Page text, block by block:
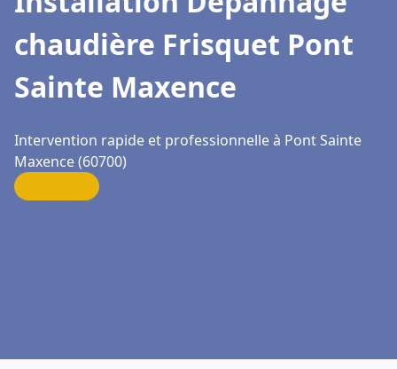
chaudière Frisquet Pont
Sainte Maxence
Intervention rapide et professionnelle à Pont Sainte
Maxence (60700)